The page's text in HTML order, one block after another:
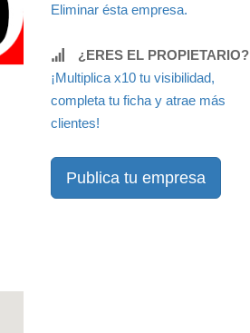
Eliminar ésta empresa.
¿ERES EL PROPIETARIO?
¡Multiplica x10 tu visibilidad,
completa tu ficha y atrae más
clientes!
Publica tu empresa